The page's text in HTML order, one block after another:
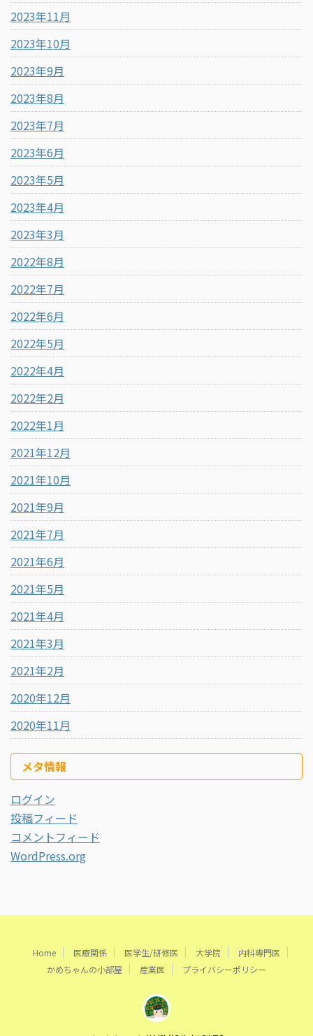
2023年11月
2023年10月
2023年9月
2023年8月
2023年7月
2023年6月
2023年5月
2023年4月
2023年3月
2022年8月
2022年7月
2022年6月
2022年5月
2022年4月
2022年2月
2022年1月
2021年12月
2021年10月
2021年9月
2021年7月
2021年6月
2021年5月
2021年4月
2021年3月
2021年2月
2020年12月
2020年11月
メタ情報
ログイン
投稿フィード
コメントフィード
WordPress.org
Home 医療関係 医学生/研修医 大学院
内科専門医
かめちゃんの小部屋
産業医 プライバシーポリシー